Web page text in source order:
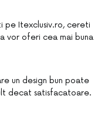
pe Itexclusiv.ro, cereti
vor oferi cea mai buna
un design bun poate
decat satisfacatoare.